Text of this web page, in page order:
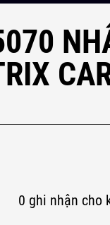
0 ghi nhận cho